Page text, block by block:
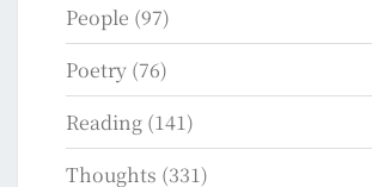
People (97)
Poetry (76)
Reading (141)
Thoughts (331)